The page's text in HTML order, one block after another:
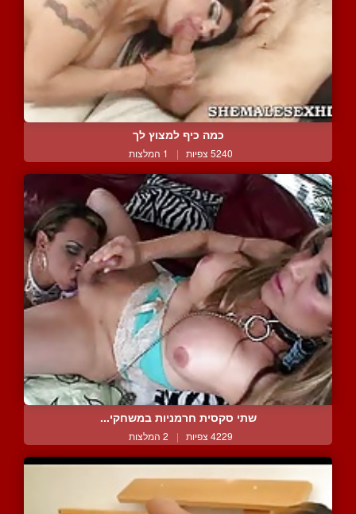
כמה כיף למצוץ לך
5240 צפיות | 1 המלצות
שתי סקסית חרמניות במשחקי...
4229 צפיות | 2 המלצות